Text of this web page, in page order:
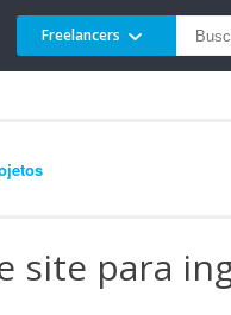
Freelancers
site para